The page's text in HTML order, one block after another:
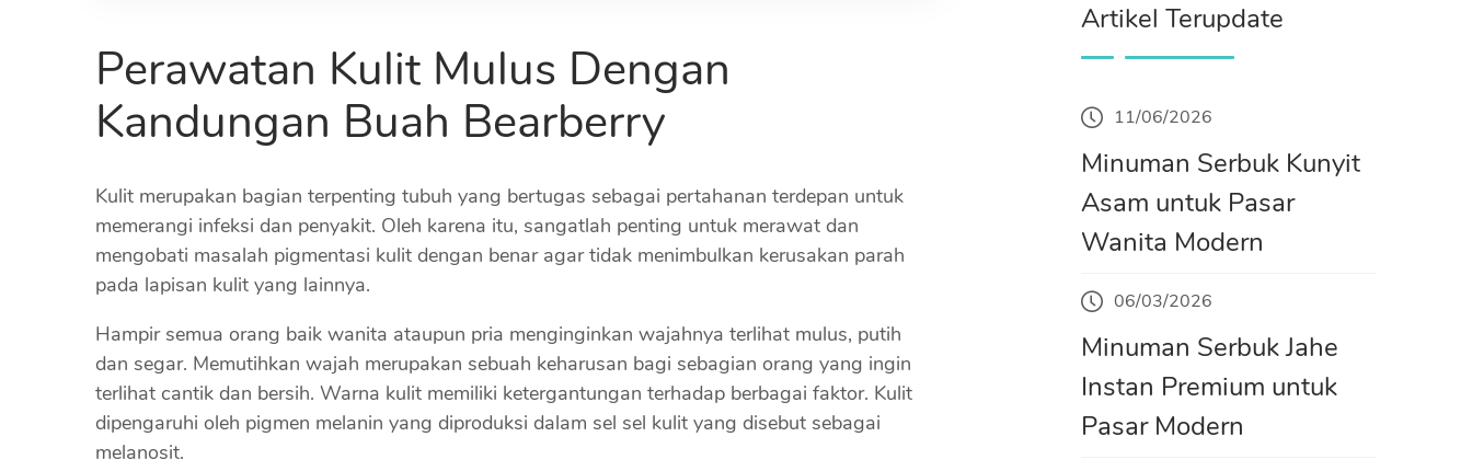
Perawatan Kulit Mulus Dengan
Kandungan Buah Bearberry
Kulit merupakan bagian terpenting tubuh yang bertugas sebagai pertahanan terdepan untuk
memerangi infeksi dan penyakit. Oleh karena itu, sangatlah penting untuk merawat dan
mengobati masalah pigmentasi kulit dengan benar agar tidak menimbulkan kerusakan parah
pada lapisan kulit yang lainnya.
Hampir semua orang baik wanita ataupun pria menginginkan wajahnya terlihat mulus, putih
dan segar. Memutihkan wajah merupakan sebuah keharusan bagi sebagian orang yang ingin
terlihat cantik dan bersih. Warna kulit memiliki ketergantungan terhadap berbagai faktor. Kulit
dipengaruhi oleh pigmen melanin yang diproduksi dalam sel sel kulit yang disebut sebagai
melanosit.
Artikel Terupdate
11/06/2026
Minuman Serbuk Kunyit
Asam untuk Pasar
Wanita Modern
06/03/2026
Minuman Serbuk Jahe
Instan Premium untuk
Pasar Modern